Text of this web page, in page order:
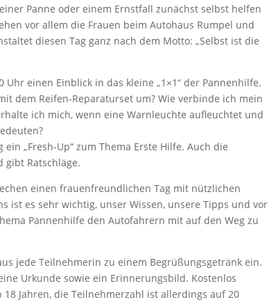
Panne oder einem Ernstfall zunächst selbst helfen
vor allem die Frauen beim Autohaus Rumpel und
diesen Tag ganz nach dem Motto: „Selbst ist die
einen Einblick in das kleine „1×1“ der Pannenhilfe.
dem Reifen-Reparaturset um? Wie verbinde ich mein
ich mich, wenn eine Warnleuchte aufleuchtet und
„Fresh-Up“ zum Thema Erste Hilfe. Auch die
gibt Ratschläge.
einen frauenfreundlichen Tag mit nützlichen
ist es sehr wichtig, unser Wissen, unsere Tipps und vor
Pannenhilfe den Autofahrern mit auf den Weg zu
jede Teilnehmerin zu einem Begrüßungsgetränk ein.
Urkunde sowie ein Erinnerungsbild. Kostenlos
Jahren, die Teilnehmerzahl ist allerdings auf 20